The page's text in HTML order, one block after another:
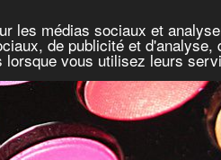
les médias sociaux et
de publicité et d'analyse,
vous utilisez leurs